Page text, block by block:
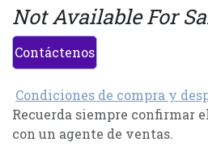
Not Available For
Contáctenos
Condiciones de compra y
Recuerda siempre confirmar
con un agente de ventas.